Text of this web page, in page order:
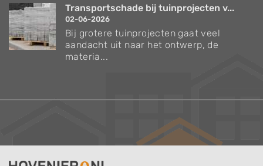
Transportschade bij tuinprojecten v...
02-06-2026
Bij grotere tuinprojecten gaat veel
aandacht uit naar het ontwerp, de
materia...